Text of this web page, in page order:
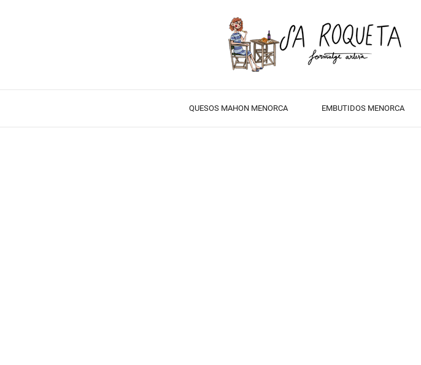
QUESOS MAHON MENORCA EMBUTIDOS MENORCA